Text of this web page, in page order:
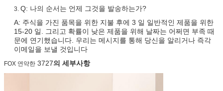
3. Q: 나의 순서는 언제 그것을 발송하는가?
A: 주식을 가진 품목을 위한 지불 후에 3 일 일반적인 제품을 위한
15-20 일. 그리고 확률이 낮은 제품을 위해 날짜는 어쩌면 부족 때
문에 연기했습니다. 우리는 메시지를 통해 당신을 알리거나 즉각
이메일을 보낼 것입니다
FOX 연약한 3727의 세부사항